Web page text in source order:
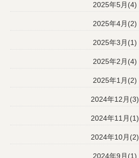
2025年5月(4)
2025年4月(2)
2025年3月(1)
2025年2月(4)
2025年1月(2)
2024年12月(3)
2024年11月(1)
2024年10月(2)
2024年9月(1)